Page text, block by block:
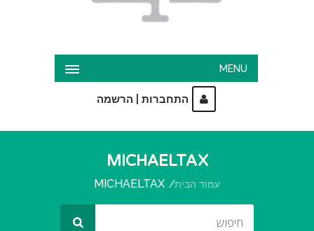
MENU
התחברות הרשמה
MICHAELTAX
עמוד הבית MICHAELTAX